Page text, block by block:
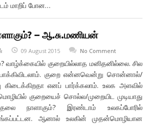
மாறிப் போன…
– ஆ.சு.மணியன்
09 August 2015 No Comment
வாழ்க்கையில் குறையில்லாத மனிதனில்லை. சில
குறை என்னவென்று சொன்னால்/
கிடைக்கிறதா எனப் பார்க்கலாம். உலக அளவில்
குறையைச் சொல்ல/முறையிட முடியாது
நாளாகும்? இரண்டாம் உலகப்போரில்
ஆனால் உலகின் முதன்மொழியான